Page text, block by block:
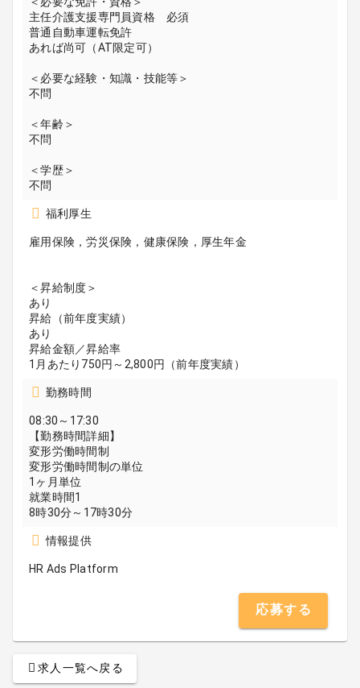
主任介護支援専門員資格 必須
普通自動車運転免許
あれば尚可（AT限定可）
＜必要な経験・知識・技能等＞
不問
＜年齢＞
不問
＜学歴＞
不問
福利厚生
雇用保険，労災保険，健康保険，厚生年金
＜昇給制度＞
あり
昇給（前年度実績）
あり
昇給金額／昇給率
1月あたり750円～2,800円（前年度実績）
勤務時間
08:30～17:30
【勤務時間詳細】
変形労働時間制
変形労働時間制の単位
1ヶ月単位
就業時間1
8時30分～17時30分
情報提供
HR Ads Platform
応募する
求人一覧へ戻る